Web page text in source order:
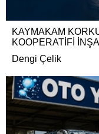
KAYMAKAM
KOOPERATİFİ
Dengi Çelik